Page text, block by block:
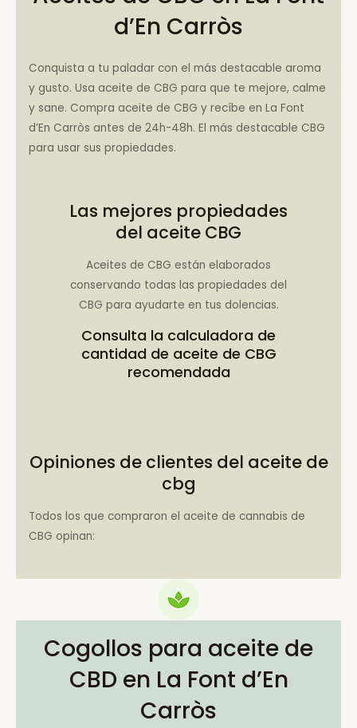
d’En Carròs
Conquista a tu paladar con el más destacable aroma
y gusto. Usa aceite de CBG para que te mejore, calme
y sane. Compra aceite de CBG y recíbe en La Font
d’En Carròs antes de 24h-48h. El más destacable CBG
para usar sus propiedades.
Las mejores propiedades
del aceite CBG
Aceites de CBG están elaborados
conservando todas las propiedades del
CBG para ayudarte en tus dolencias.
Consulta la calculadora de
cantidad de aceite de CBG
recomendada
Opiniones de clientes del aceite de
cbg
Todos los que compraron el aceite de cannabis de
CBG opinan:
Cogollos para aceite de
CBD en La Font d’En
Carròs